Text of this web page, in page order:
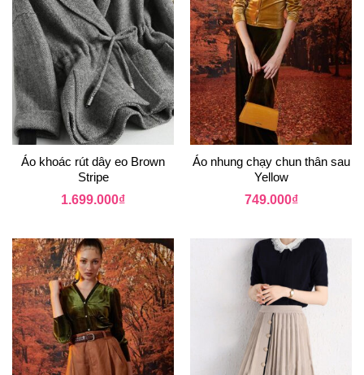
Áo khoác rút dây eo Brown
Stripe
1.699.000₫
Áo nhung chạy chun thân sau
Yellow
749.000₫